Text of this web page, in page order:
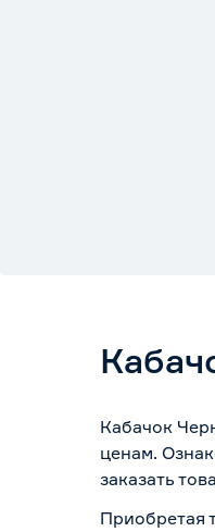
Кабачок
ценам.
заказать
Приобретая